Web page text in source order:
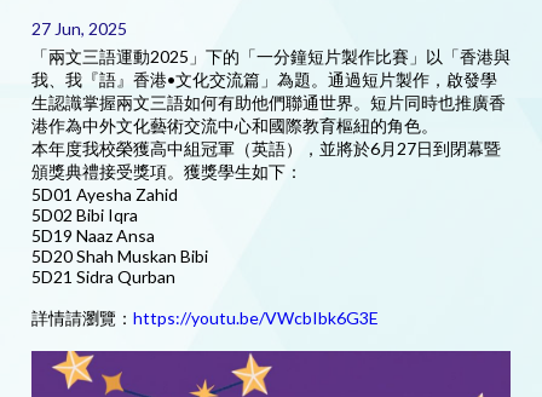
27 Jun, 2025
「兩文三語運動2025」下的「一分鐘短片製作比賽」以「香港與
我、我『語』香港•文化交流篇」為題。通過短片製作，啟發學
生認識掌握兩文三語如何有助他們聯通世界。短片同時也推廣香
港作為中外文化藝術交流中心和國際教育樞紐的角色。
本年度我校榮獲高中組冠軍（英語），並將於6月27日到閉幕暨
頒獎典禮接受獎項。獲獎學生如下：
5D01 Ayesha Zahid
5D02 Bibi Iqra
5D19 Naaz Ansa
5D20 Shah Muskan Bibi
5D21 Sidra Qurban
詳情請瀏覽： https://youtu.be/VWcbIbk6G3E